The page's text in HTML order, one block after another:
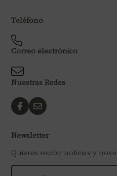
Teléfono
Correo electrónico
Nuestras Redes
Newsletter
Quieres recibir noticias y